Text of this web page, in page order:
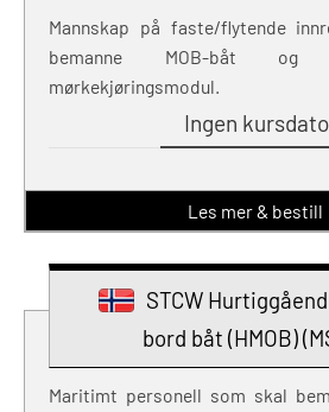
Mannskap på faste/flytende
bemanne MOB-båt og
mørkekjøringsmodul.
Ingen
Les mer &
STCW
bord båt (HMOB)
Maritimt personell som skal